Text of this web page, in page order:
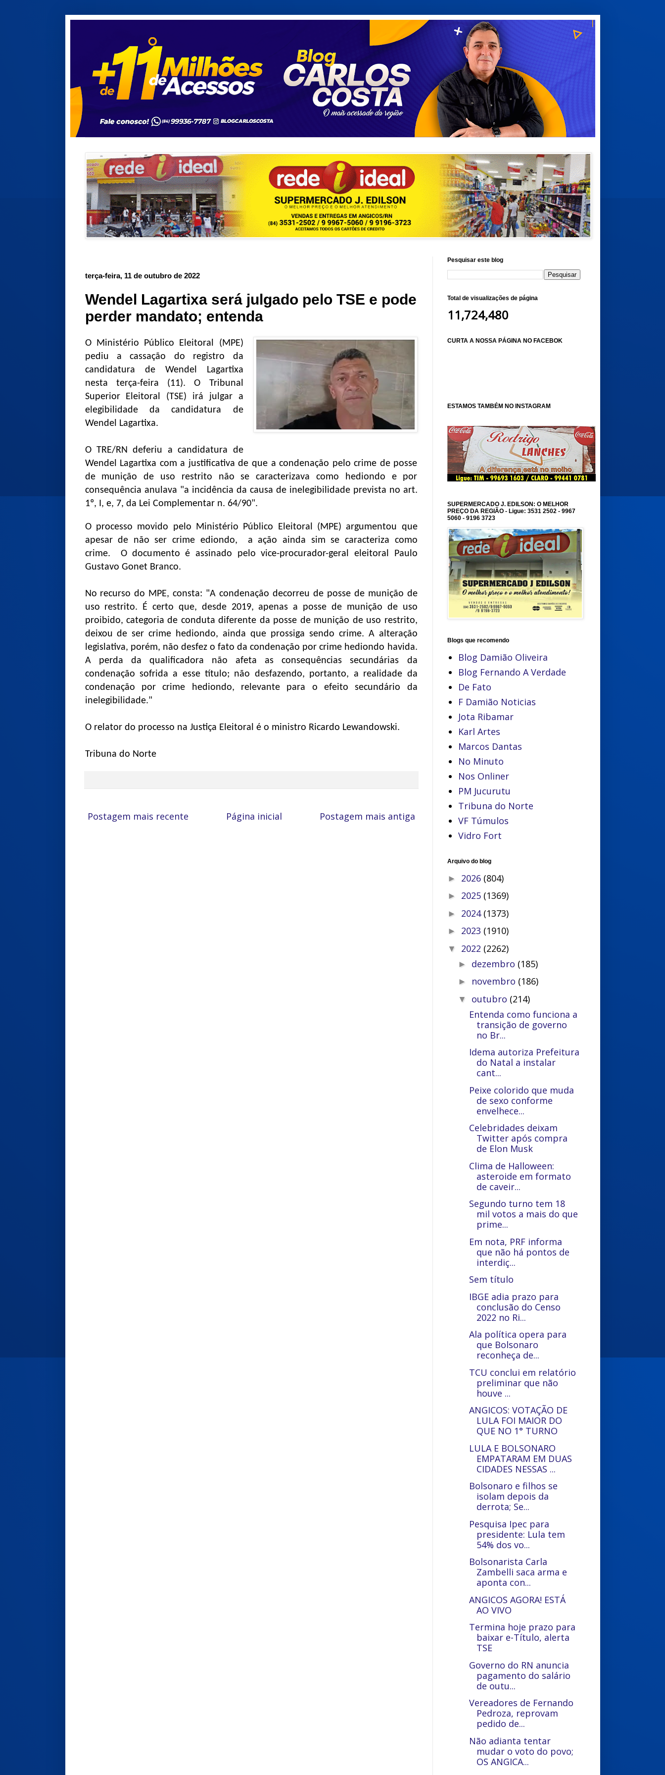
terça-feira, 11 de outubro de 2022
Wendel Lagartixa será julgado pelo TSE e pode
perder mandato; entenda
O Ministério Público Eleitoral (MPE)
pediu a cassação do registro da
candidatura de Wendel Lagartixa
nesta terça-feira (11). O Tribunal
Superior Eleitoral (TSE) irá julgar a
elegibilidade da candidatura de
Wendel Lagartixa.
O TRE/RN deferiu a candidatura de
Wendel Lagartixa com a justificativa de que a condenação pelo crime de posse
de munição de uso restrito não se caracterizava como hediondo e por
consequência anulava "a incidência da causa de inelegibilidade prevista no art.
1º, I, e, 7, da Lei Complementar n. 64/90".
O processo movido pelo Ministério Público Eleitoral (MPE) argumentou que
apesar de não ser crime ediondo, a ação ainda sim se caracteriza como
crime. O documento é assinado pelo vice-procurador-geral eleitoral Paulo
Gustavo Gonet Branco.
No recurso do MPE, consta: "A condenação decorreu de posse de munição de
uso restrito. É certo que, desde 2019, apenas a posse de munição de uso
proibido, categoria de conduta diferente da posse de munição de uso restrito,
deixou de ser crime hediondo, ainda que prossiga sendo crime. A alteração
legislativa, porém, não desfez o fato da condenação por crime hediondo havida.
A perda da qualificadora não afeta as consequências secundárias da
condenação sofrida a esse título; não desfazendo, portanto, a realidade da
condenação por crime hediondo, relevante para o efeito secundário da
inelegibilidade."
O relator do processo na Justiça Eleitoral é o ministro Ricardo Lewandowski.
Tribuna do Norte
Postagem mais recente Postagem mais antiga
Página inicial
Pesquisar este blog
Total de visualizações de página
11,724,480
CURTA A NOSSA PÁGINA NO FACEBOK
ESTAMOS TAMBÉM NO INSTAGRAM
SUPERMERCADO J. EDILSON: O MELHOR
PREÇO DA REGIÃO - Ligue: 3531 2502 - 9967
5060 - 9196 3723
Blogs que recomendo
Blog Damião Oliveira
Blog Fernando A Verdade
De Fato
F Damião Noticias
Jota Ribamar
Karl Artes
Marcos Dantas
No Minuto
Nos Onliner
PM Jucurutu
Tribuna do Norte
VF Túmulos
Vidro Fort
Arquivo do blog
► 2026 (804)
► 2025 (1369)
► 2024 (1373)
► 2023 (1910)
▼ 2022 (2262)
► dezembro (185)
► novembro (186)
▼ outubro (214)
Entenda como funciona a
transição de governo
no Br...
Idema autoriza Prefeitura
do Natal a instalar
cant...
Peixe colorido que muda
de sexo conforme
envelhece...
Celebridades deixam
Twitter após compra
de Elon Musk
Clima de Halloween:
asteroide em formato
de caveir...
Segundo turno tem 18
mil votos a mais do que
prime...
Em nota, PRF informa
que não há pontos de
interdiç...
Sem título
IBGE adia prazo para
conclusão do Censo
2022 no Ri...
Ala política opera para
que Bolsonaro
reconheça de...
TCU conclui em relatório
preliminar que não
houve ...
ANGICOS: VOTAÇÃO DE
LULA FOI MAIOR DO
QUE NO 1° TURNO
LULA E BOLSONARO
EMPATARAM EM DUAS
CIDADES NESSAS ...
Bolsonaro e filhos se
isolam depois da
derrota; Se...
Pesquisa Ipec para
presidente: Lula tem
54% dos vo...
Bolsonarista Carla
Zambelli saca arma e
aponta con...
ANGICOS AGORA! ESTÁ
AO VIVO
Termina hoje prazo para
baixar e-Título, alerta
TSE
Governo do RN anuncia
pagamento do salário
de outu...
Vereadores de Fernando
Pedroza, reprovam
pedido de...
Não adianta tentar
mudar o voto do povo;
OS ANGICA...